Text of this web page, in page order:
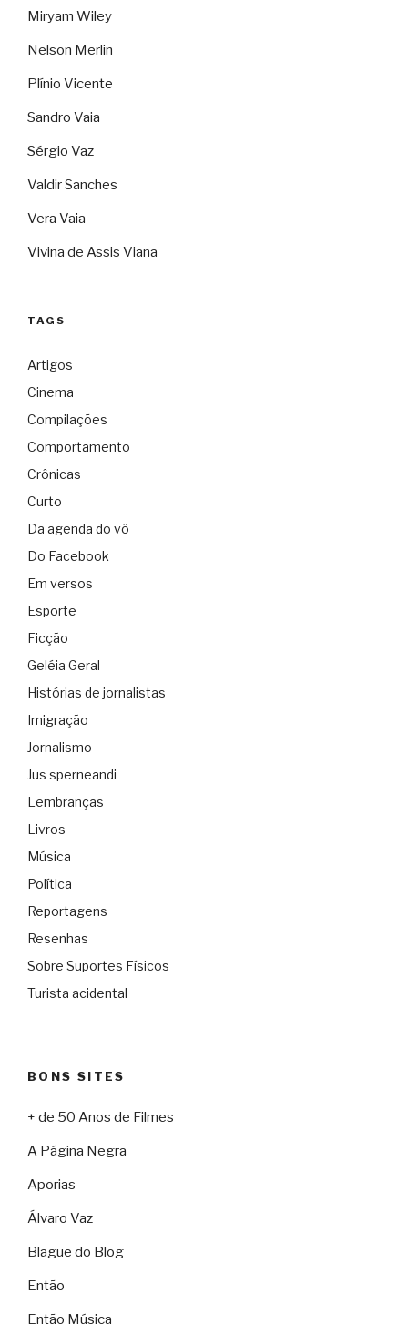
Miryam Wiley
Nelson Merlin
Plínio Vicente
Sandro Vaia
Sérgio Vaz
Valdir Sanches
Vera Vaia
Vivina de Assis Viana
TAGS
Artigos
Cinema
Compilações
Comportamento
Crônicas
Curto
Da agenda do vô
Do Facebook
Em versos
Esporte
Ficção
Geléia Geral
Histórias de jornalistas
Imigração
Jornalismo
Jus sperneandi
Lembranças
Livros
Música
Política
Reportagens
Resenhas
Sobre Suportes Físicos
Turista acidental
BONS SITES
+ de 50 Anos de Filmes
A Página Negra
Aporias
Álvaro Vaz
Blague do Blog
Então
Então Música